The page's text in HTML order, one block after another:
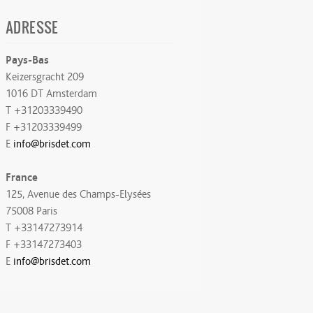
ADRESSE
Pays-Bas
Keizersgracht 209
1016 DT Amsterdam
T +31203339490
F +31203339499
E info@brisdet.com
France
125, Avenue des Champs-Elysées
75008 Paris
T +33147273914
F +33147273403
E info@brisdet.com